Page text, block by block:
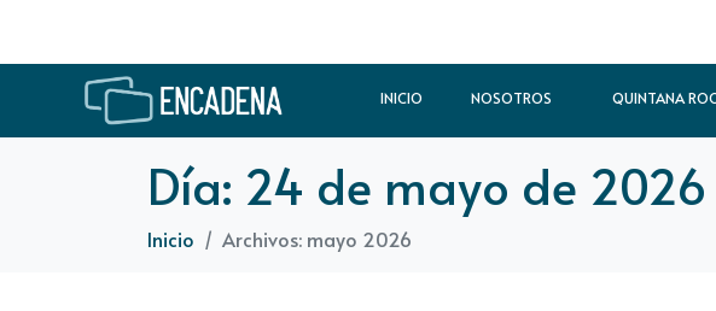
INICIO NOSOTROS QUINTANA
Día: 24 de mayo de 2026
Inicio Archivos: mayo 2026